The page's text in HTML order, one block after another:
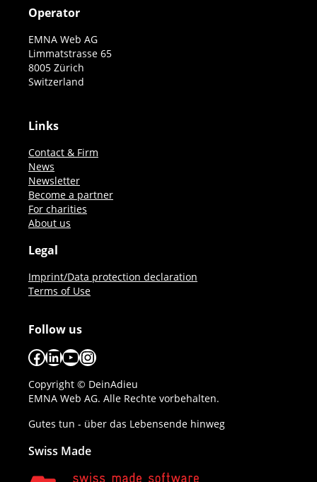
Operator
EMNA Web AG
Limmatstrasse 65
8005 Zürich
Switzerland
Links
Contact & Firm
News
Newsletter
Become a partner
For charities
About us
Legal
Imprint/Data protection declaration
Terms of Use
Follow us
Facebook
LinkedIn
YouTube
Instagram
Copyright © DeinAdieu
EMNA Web AG. Alle Rechte vorbehalten.
Gutes tun - über das Lebensende hinweg
Swiss Made